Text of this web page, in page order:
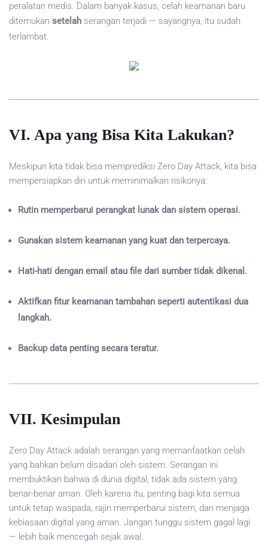
peralatan medis. Dalam banyak kasus, celah keamanan baru
ditemukan setelah serangan terjadi — sayangnya, itu sudah
terlambat.
VI. Apa yang Bisa Kita Lakukan?
Meskipun kita tidak bisa memprediksi Zero Day Attack, kita bisa
mempersiapkan diri untuk meminimalkan risikonya:
Rutin memperbarui perangkat lunak dan sistem operasi.
Gunakan sistem keamanan yang kuat dan terpercaya.
Hati-hati dengan email atau file dari sumber tidak dikenal.
Aktifkan fitur keamanan tambahan seperti autentikasi dua
langkah.
Backup data penting secara teratur.
VII. Kesimpulan
Zero Day Attack adalah serangan yang memanfaatkan celah
yang bahkan belum disadari oleh sistem. Serangan ini
membuktikan bahwa di dunia digital, tidak ada sistem yang
benar-benar aman. Oleh karena itu, penting bagi kita semua
untuk tetap waspada, rajin memperbarui sistem, dan menjaga
kebiasaan digital yang aman. Jangan tunggu sistem gagal lagi
— lebih baik mencegah sejak awal.